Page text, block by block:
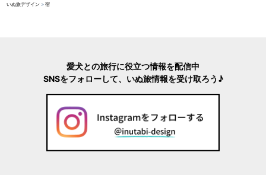
の
いぬ旅デザイン >宿
愛犬との旅行に役立つ情報を配信中
SNSをフォローして、いぬ旅情報を受け取ろう♪